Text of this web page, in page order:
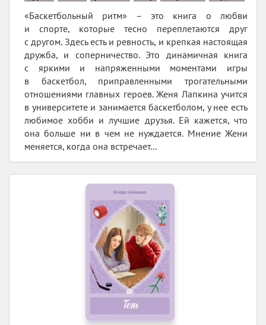
«Баскетбольный ритм» – это книга о любви
и спорте, которые тесно переплетаются друг
с другом. Здесь есть и ревность, и крепкая настоящая
дружба, и соперничество. Это динамичная книга
с яркими и напряженными моментами игры
в баскетбол, приправленными трогательными
отношениями главных героев. Женя Лапкина учится
в университете и занимается баскетболом, у нее есть
любимое хобби и лучшие друзья. Ей кажется, что
она больше ни в чем не нуждается. Мнение Жени
меняется, когда она встречает...